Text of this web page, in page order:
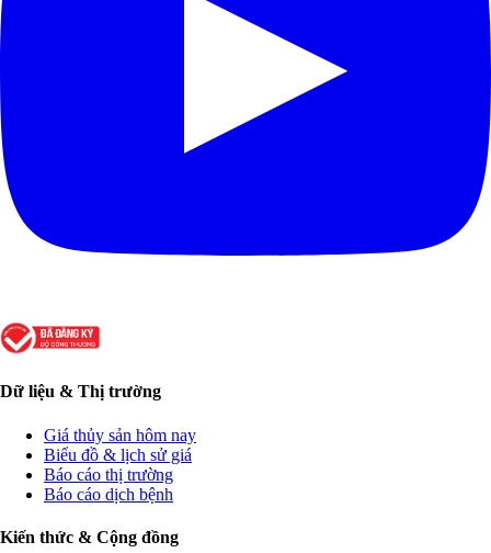
Dữ liệu & Thị trường
Giá thủy sản hôm nay
Biểu đồ & lịch sử giá
Báo cáo thị trường
Báo cáo dịch bệnh
Kiến thức & Cộng đồng